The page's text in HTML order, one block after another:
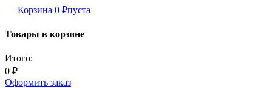
Корзина 0 ₽пуста
Товары в корзине
Итого:
0 ₽
Оформить заказ